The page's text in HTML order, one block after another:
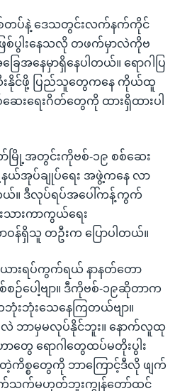
စ်တပ်နဲ့ ဒေသတွင်းလက်နက်ကိုင်
စ်ပွါးနေသလို တဖက်မှာလဲကိုဗ
ြေအနေမှာရှိနေပါတယ်။ ရောဂါပြ
းနိုင်ဖို့ ပြည်သူတွေကနေ ကိုယ်ထူ
းရေးဂိတ်တွေကို ထားရှိထားပါ
မြို့အတွင်းကိုဗစ်-၁၉ စစ်ဆေး
ယ်အုပ်ချုပ်ရေး အဖွဲ့ကနေ လာ
ယ်။ ဒီလုပ်ရပ်အပေါ်ကန့်ကွက်
သားကာကွယ်ရေး
ာဝန်ရှိသူ တဦးက ပြောပါတယ်။
ယားရပ်ကွက်ရယ် နာနတ်တော
စဉ်ပေါ့ဗျာ။ ဒီကိုဗစ်-၁၉ဆိုတာက
းသေနေကြတယ်ဗျာ။
ဘာမှမလုပ်နိုင်ဘူး။ နောက်လူထု
ရောဂါတွေထပ်မတိုးပွါး
ကိစ္စတွေကို ဘာကြောင့်ဒီလို ဖျက်
က်သက်မဟုတ်ဘူးကျွန်တော်ထင်